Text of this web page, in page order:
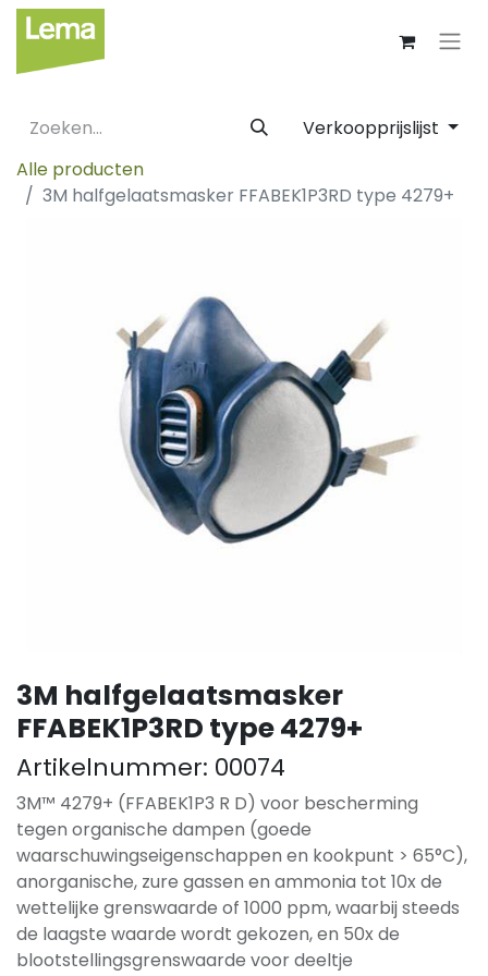
Verkoopprijslijst
Alle producten
3M halfgelaatsmasker FFABEK1P3RD type 4279+
3M halfgelaatsmasker
FFABEK1P3RD type 4279+
Artikelnummer: 00074
3M™ 4279+ (FFABEK1P3 R D) voor bescherming
tegen organische dampen (goede
waarschuwingseigenschappen en kookpunt > 65°C),
anorganische, zure gassen en ammonia tot 10x de
wettelijke grenswaarde of 1000 ppm, waarbij steeds
de laagste waarde wordt gekozen, en 50x de
blootstellingsgrenswaarde voor deeltje